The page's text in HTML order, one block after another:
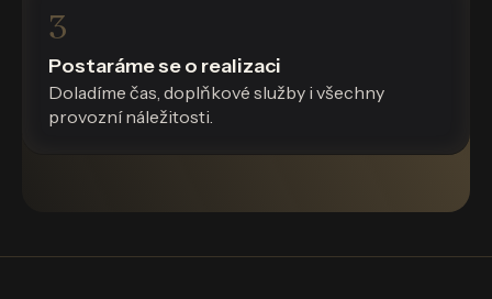
3
Postaráme se o realizaci
Doladíme čas, doplňkové služby i všechny
provozní náležitosti.